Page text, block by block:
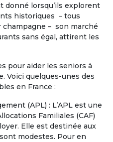
donné lorsqu’ils explorent
historiques – tous
– son marché
sans égal, attirent les
pour aider les seniors à
Voici quelques-unes des
en France :
(APL) : L’APL est une
Familiales (CAF)
Elle est destinée aux
modestes. Pour en
propriété en
à la retraite
la bas et dans une
en co partage :